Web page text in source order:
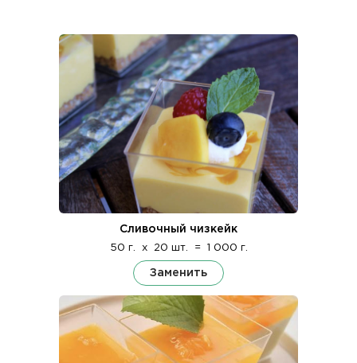
Сливочный чизкейк
50 г. x 20 шт. = 1 000 г.
Заменить